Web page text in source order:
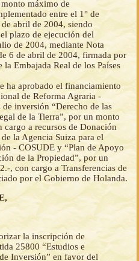
máximo de
entre el 1° de
abril de 2004, siendo
plazo de ejecución del
de 2004, mediante Nota
6 de abril de 2004, firmada por
Embajada Real de los Países
ha aprobado el financiamiento
de Reforma Agraria -
inversión “Derecho de las
de la Tierra”, por un monto
a recursos de Donación
la Agencia Suiza para el
- COSUDE y “Plan de Apoyo
de la Propiedad”, por un
, con cargo a Transferencias de
por el Gobierno de Holanda.
la inscripción de
25800 “Estudios e
Inversión” en favor del